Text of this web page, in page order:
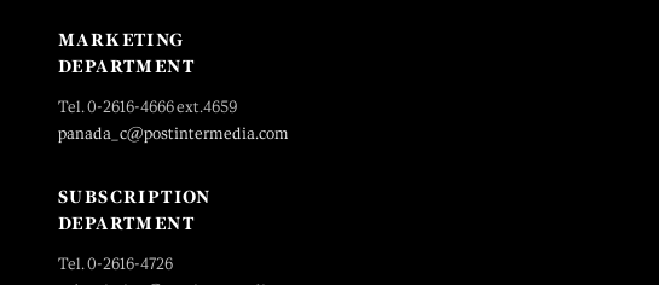
MARKETING
DEPARTMENT
Tel. 0-2616-4666 ext.4659
panada_c@postintermedia.com
SUBSCRIPTION
DEPARTMENT
Tel. 0-2616-4726